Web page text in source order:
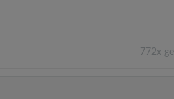
772x